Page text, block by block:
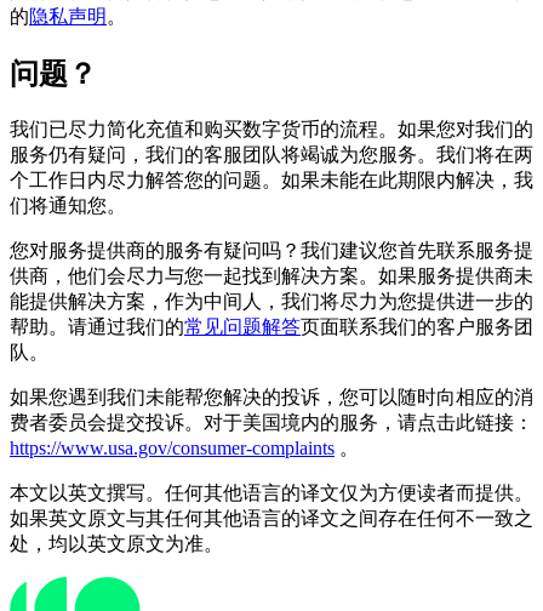
的隐私声明。
问题？
我们已尽力简化充值和购买数字货币的流程。如果您对我们的
服务仍有疑问，我们的客服团队将竭诚为您服务。我们将在两
个工作日内尽力解答您的问题。如果未能在此期限内解决，我
们将通知您。
您对服务提供商的服务有疑问吗？我们建议您首先联系服务提
供商，他们会尽力与您一起找到解决方案。如果服务提供商未
能提供解决方案，作为中间人，我们将尽力为您提供进一步的
帮助。请通过我们的常见问题解答页面联系我们的客户服务团
队。
如果您遇到我们未能帮您解决的投诉，您可以随时向相应的消
费者委员会提交投诉。对于美国境内的服务，请点击此链接：
https://www.usa.gov/consumer-complaints 。
本文以英文撰写。任何其他语言的译文仅为方便读者而提供。
如果英文原文与其任何其他语言的译文之间存在任何不一致之
处，均以英文原文为准。